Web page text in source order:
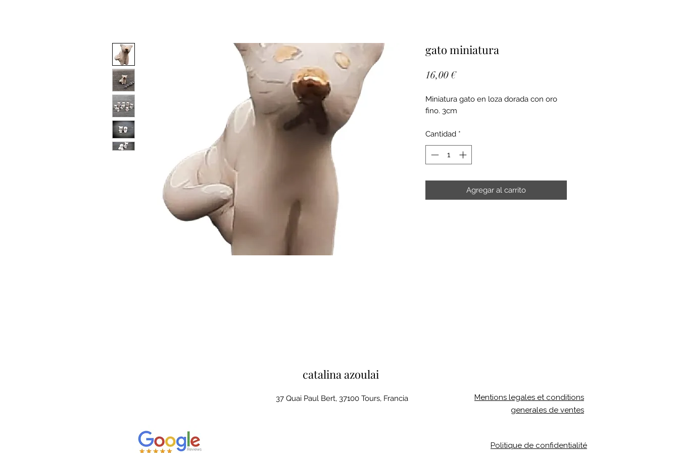
gato miniatura
16,00 €Precio
Miniatura gato en loza dorada con oro
fino. 3cm
Cantidad *
Agregar al carrito
catalina azoulai
37 Quai Paul Bert, 37100 Tours, Francia
Mentions legales et conditions
generales de ventes
Politique de confidentialité